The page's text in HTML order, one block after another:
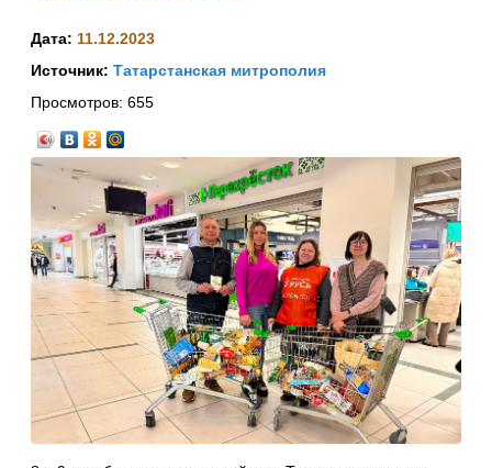
Дата: 11.12.2023
Источник: Татарстанская митрополия
Просмотров: 655